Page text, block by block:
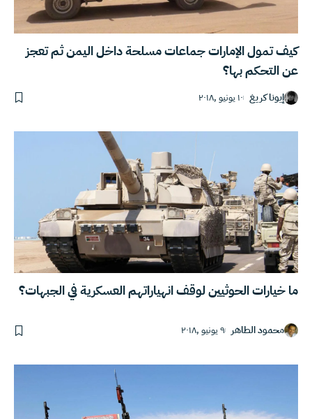
كيف تمول الإمارات جماعات مسلحة داخل اليمن ثم تعجز
عن التحكم بها؟
إيونا كريغ ١٠ يونيو ,٢٠١٨
ما خيارات الحوثيين لوقف انهياراتهم العسكرية في الجبهات؟
محمود الطاهر ٩ يونيو ,٢٠١٨